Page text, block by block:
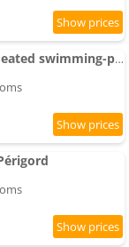
Luxury 3 Bed House with Heated swimming-poolair conditioning and Boules Pitch